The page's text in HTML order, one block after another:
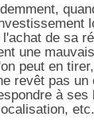
de sa
une
peut en
revêt pas
à ses
etc.